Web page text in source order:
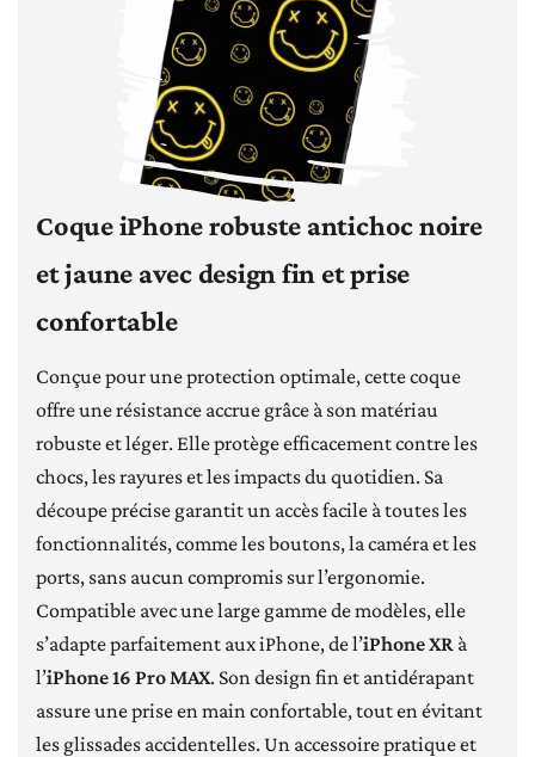
Coque iPhone robuste antichoc noire
et jaune avec design fin et prise
confortable
Conçue pour une protection optimale, cette coque
offre une résistance accrue grâce à son matériau
robuste et léger. Elle protège efficacement contre les
chocs, les rayures et les impacts du quotidien. Sa
découpe précise garantit un accès facile à toutes les
fonctionnalités, comme les boutons, la caméra et les
ports, sans aucun compromis sur l’ergonomie.
Compatible avec une large gamme de modèles, elle
s’adapte parfaitement aux iPhone, de l’iPhone XR à
l’iPhone 16 Pro MAX. Son design fin et antidérapant
assure une prise en main confortable, tout en évitant
les glissades accidentelles. Un accessoire pratique et